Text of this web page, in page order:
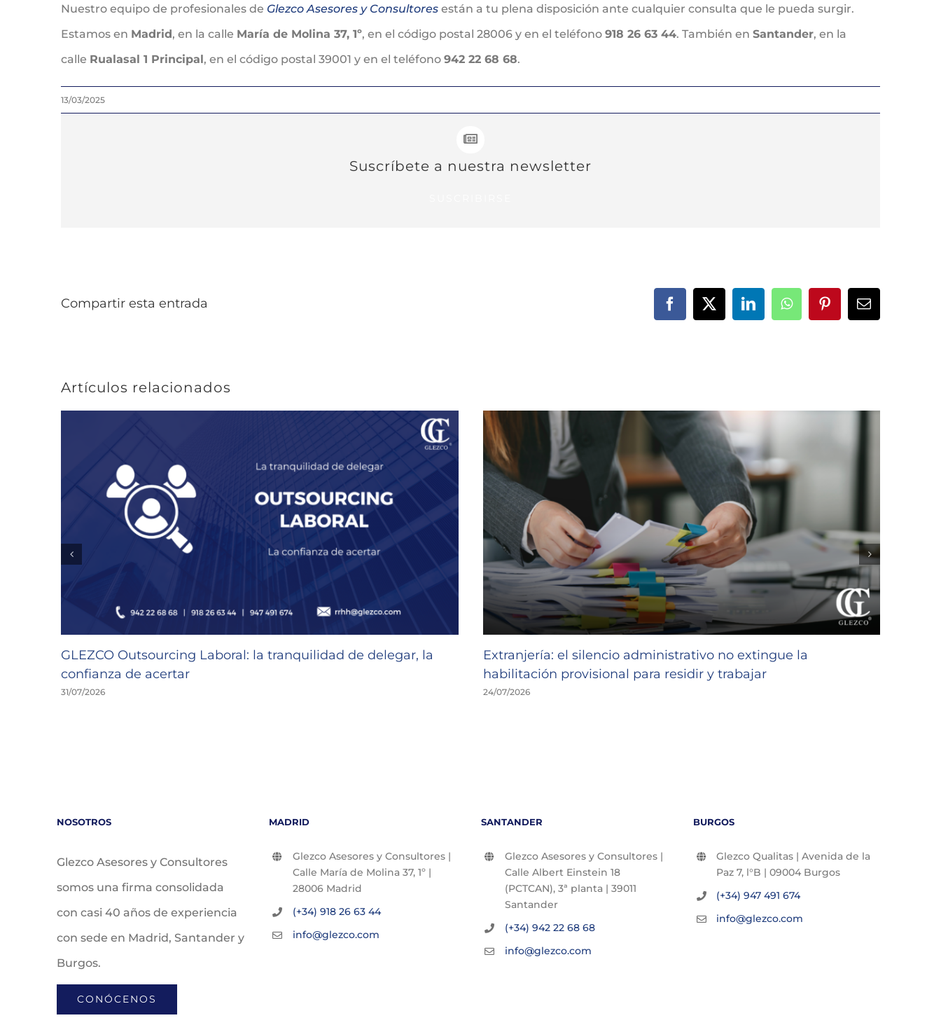
Nuestro equipo de profesionales de Glezco Asesores y Consultores están a tu plena disposición ante cualquier consulta que le pueda surgir.
Estamos en Madrid, en la calle María de Molina 37, 1º, en el código postal 28006 y en el teléfono 918 26 63 44. También en Santander, en la
calle Rualasal 1 Principal, en el código postal 39001 y en el teléfono 942 22 68 68.
13/03/2025
Suscríbete a nuestra newsletter
Compartir esta entrada Facebook
X LinkedInWhatsAppPinterestCorreo
electrónico
Artículos relacionados
GLEZCO Outsourcing Laboral: la tranquilidad de delegar, la
confianza de acertar
31/07/2026
Extranjería: el silencio administrativo no extingue la
habilitación provisional para residir y trabajar
24/07/2026
NOSOTROS
Glezco Asesores y Consultores
somos una firma consolidada
con casi 40 años de experiencia
con sede en Madrid, Santander y
Burgos.
CONÓCENOS
MADRID
Glezco Asesores y Consultores |
Calle María de Molina 37, 1º |
28006 Madrid
(+34) 918 26 63 44
info@glezco.com
SANTANDER
Glezco Asesores y Consultores |
Calle Albert Einstein 18
(PCTCAN), 3ª planta | 39011
Santander
(+34) 942 22 68 68
info@glezco.com
BURGOS
Glezco Qualitas | Avenida de la
Paz 7, l°B | 09004 Burgos
(+34) 947 491 674
info@glezco.com